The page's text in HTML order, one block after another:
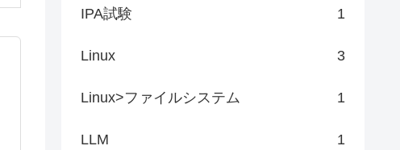
IPA試験 1
Linux 3
Linux>ファイルシステム 1
LLM 1